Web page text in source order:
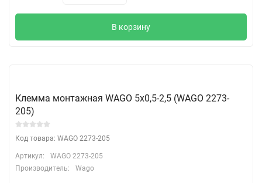
В корзину
Клемма монтажная WAGO 5х0,5-2,5 (WAGO 2273-
205)
Код товара: WAGO 2273-205
Артикул:
WAGO 2273-205
Производитель:
Wago